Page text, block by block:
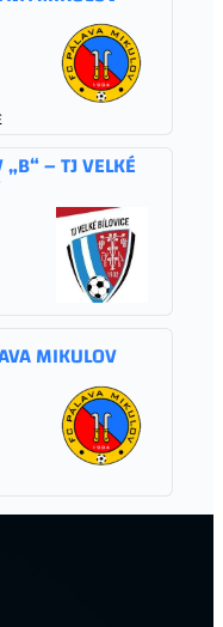
– TJ VELKÉ
MIKULOV
STRÁŽNICE